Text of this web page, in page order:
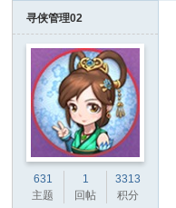
寻侠管理02
631
主题
1
回帖
3313
积分